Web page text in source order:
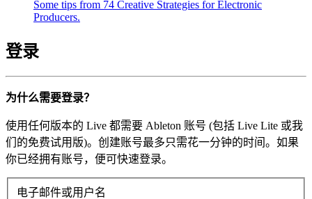
Some tips from 74 Creative Strategies for Electronic
Producers.
登录
为什么需要登录？
使用任何版本的 Live 都需要 Ableton 账号 (包括 Live Lite 或我
们的免费试用版)。创建账号最多只需花一分钟的时间。如果
你已经拥有账号，便可快速登录。
电子邮件或用户名